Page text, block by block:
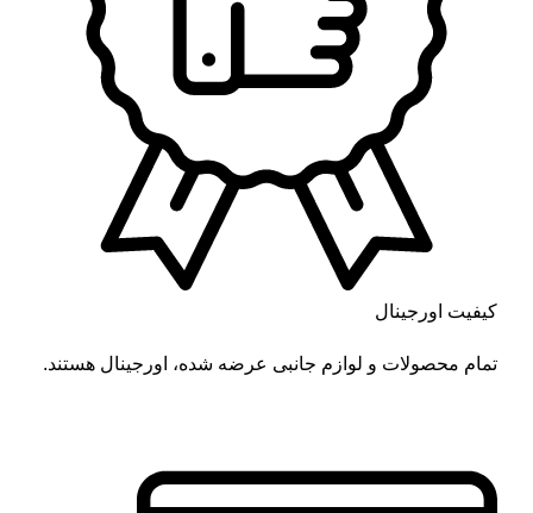
کیفیت اورجینال
تمام محصولات و لوازم جانبی عرضه شده، اورجینال هستند.